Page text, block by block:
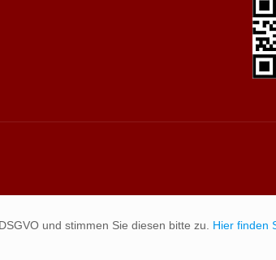
und stimmen Sie diesen bitte zu. Hier finden